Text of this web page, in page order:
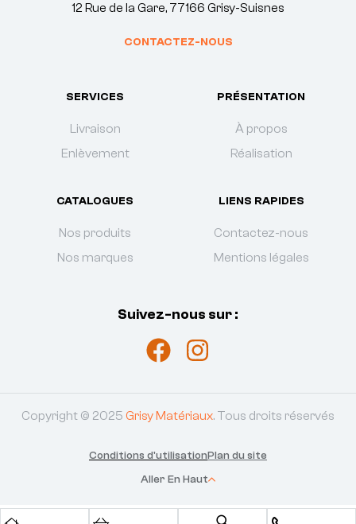
12 Rue de la Gare, 77166 Grisy-Suisnes
CONTACTEZ-NOUS
SERVICES
Livraison
Enlèvement
PRÉSENTATION
À propos
Réalisation
CATALOGUES
Nos produits
Nos marques
LIENS RAPIDES
Contactez-nous
Mentions légales
Suivez-nous sur :
Copyright © 2025 Grisy Matériaux. Tous droits réservés
Aller En Haut
Conditions d'utilisationPlan du site